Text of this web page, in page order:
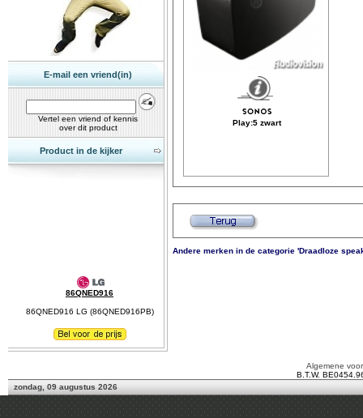
E-mail een vriend(in)
Vertel een vriend of kennis
over dit product
Product in de kijker
86QNED916
86QNED916 LG (86QNED916PB)
Play:5 zwart
Andere merken in de categorie 'Draadloze
Algemene
B.T.W.
zondag, 09 augustus 2026